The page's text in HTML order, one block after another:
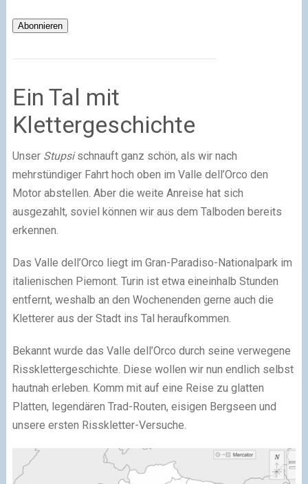
Abonnieren
Ein Tal mit
Klettergeschichte
Unser Stupsischnauft ganz schön, als wir nach
mehrstündiger Fahrt hoch oben im Valle dell’Orco den
Motor abstellen. Aber die weite Anreise hat sich
ausgezahlt, soviel können wir aus dem Talboden bereits
erkennen.
Das Valle dell’Orco liegt im Gran-Paradiso-Nationalpark im
italienischen Piemont. Turin ist etwa eineinhalb Stunden
entfernt, weshalb an den Wochenenden gerne auch die
Kletterer aus der Stadt ins Tal heraufkommen.
Bekannt wurde das Valle dell’Orco durch seine verwegene
Rissklettergeschichte. Diese wollen wir nun endlich selbst
hautnah erleben. Komm mit auf eine Reise zu glatten
Platten, legendären Trad-Routen, eisigen Bergseen und
unsere ersten Risskletter-Versuche.